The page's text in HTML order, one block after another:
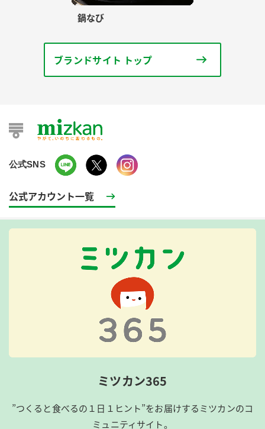
鍋なび
ブランドサイト トップ
公式SNS
公式アカウント一覧
ミツカン365
”つくると食べるの１日１ヒント”をお届けするミツカンのコ
ミュニティサイト。